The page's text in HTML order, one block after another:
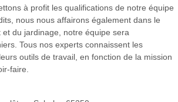
à profit les qualifications de notre équipe
nous nous affairons également dans le
et du jardinage, notre équipe sera
Tous nos experts connaissent les
outils de travail, en fonction de la mission
faire.